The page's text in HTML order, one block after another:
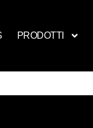
PRODOTTI